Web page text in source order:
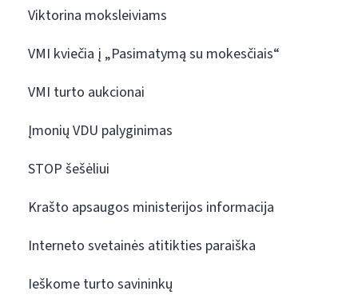
Viktorina moksleiviams
VMI kviečia į „Pasimatymą su mokesčiais“
VMI turto aukcionai
Įmonių VDU palyginimas
STOP šešėliui
Krašto apsaugos ministerijos informacija
Interneto svetainės atitikties paraiška
Ieškome turto savininkų